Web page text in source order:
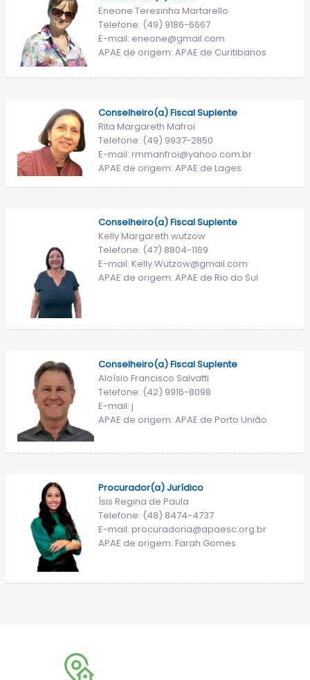
Eneone Teresinha Martarello
Telefone: (49) 9186-6667
E-mail: eneone@gmail.com
APAE de origem: APAE de Curitibanos
Conselheiro(a) Fiscal Suplente
Rita Margareth Mafroi
Telefone: (49) 9937-2850
E-mail: rmmanfroi@yahoo.com.br
APAE de origem: APAE de Lages
Conselheiro(a) Fiscal Suplente
Kelly Margareth wutzow
Telefone: (47) 8804-1169
E-mail: Kelly.Wutzow@gmail.com
APAE de origem: APAE de Rio do Sul
Conselheiro(a) Fiscal Suplente
Aloísio Francisco Salvatti
Telefone: (42) 9916-8098
E-mail: j
APAE de origem: APAE de Porto União
Procurador(a) Jurídico
Ísis Regina de Paula
Telefone: (48) 8474-4737
E-mail: procuradoria@apaesc.org.br
APAE de origem: Farah Gomes